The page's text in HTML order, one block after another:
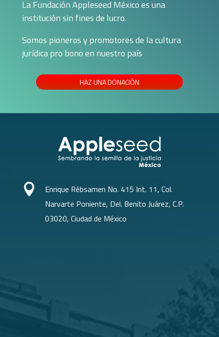
La Fundación Appleseed México es una
institución sin fines de lucro.
Somos pioneros y promotores de la cultura
jurídica pro bono en nuestro país
HAZ UNA DONACIÓN

Enrique Rébsamen No. 415 Int. 11, Col.
Narvarte Poniente, Del. Benito Juárez, C.P.
03020, Ciudad de México